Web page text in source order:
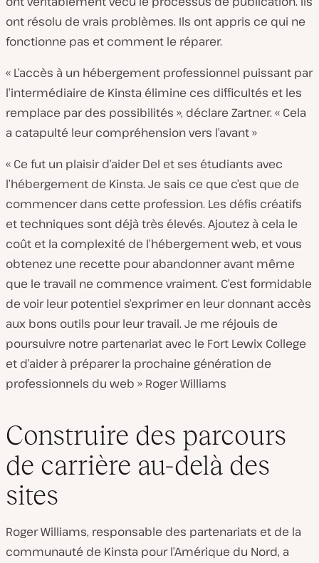
ont résolu de vrais problèmes. Ils ont appris ce qui ne
fonctionne pas et comment le réparer.
« L’accès à un hébergement professionnel puissant par
l’intermédiaire de Kinsta élimine ces difficultés et les
remplace par des possibilités », déclare Zartner. « Cela
a catapulté leur compréhension vers l’avant »
« Ce fut un plaisir d’aider Del et ses étudiants avec
l’hébergement de Kinsta. Je sais ce que c’est que de
commencer dans cette profession. Les défis créatifs
et techniques sont déjà très élevés. Ajoutez à cela le
coût et la complexité de l’hébergement web, et vous
obtenez une recette pour abandonner avant même
que le travail ne commence vraiment. C’est formidable
de voir leur potentiel s’exprimer en leur donnant accès
aux bons outils pour leur travail. Je me réjouis de
poursuivre notre partenariat avec le Fort Lewix College
et d’aider à préparer la prochaine génération de
professionnels du web » Roger Williams
Construire des parcours
de carrière au-delà des
sites
Roger Williams, responsable des partenariats et de la
communauté de Kinsta pour l’Amérique du Nord, a